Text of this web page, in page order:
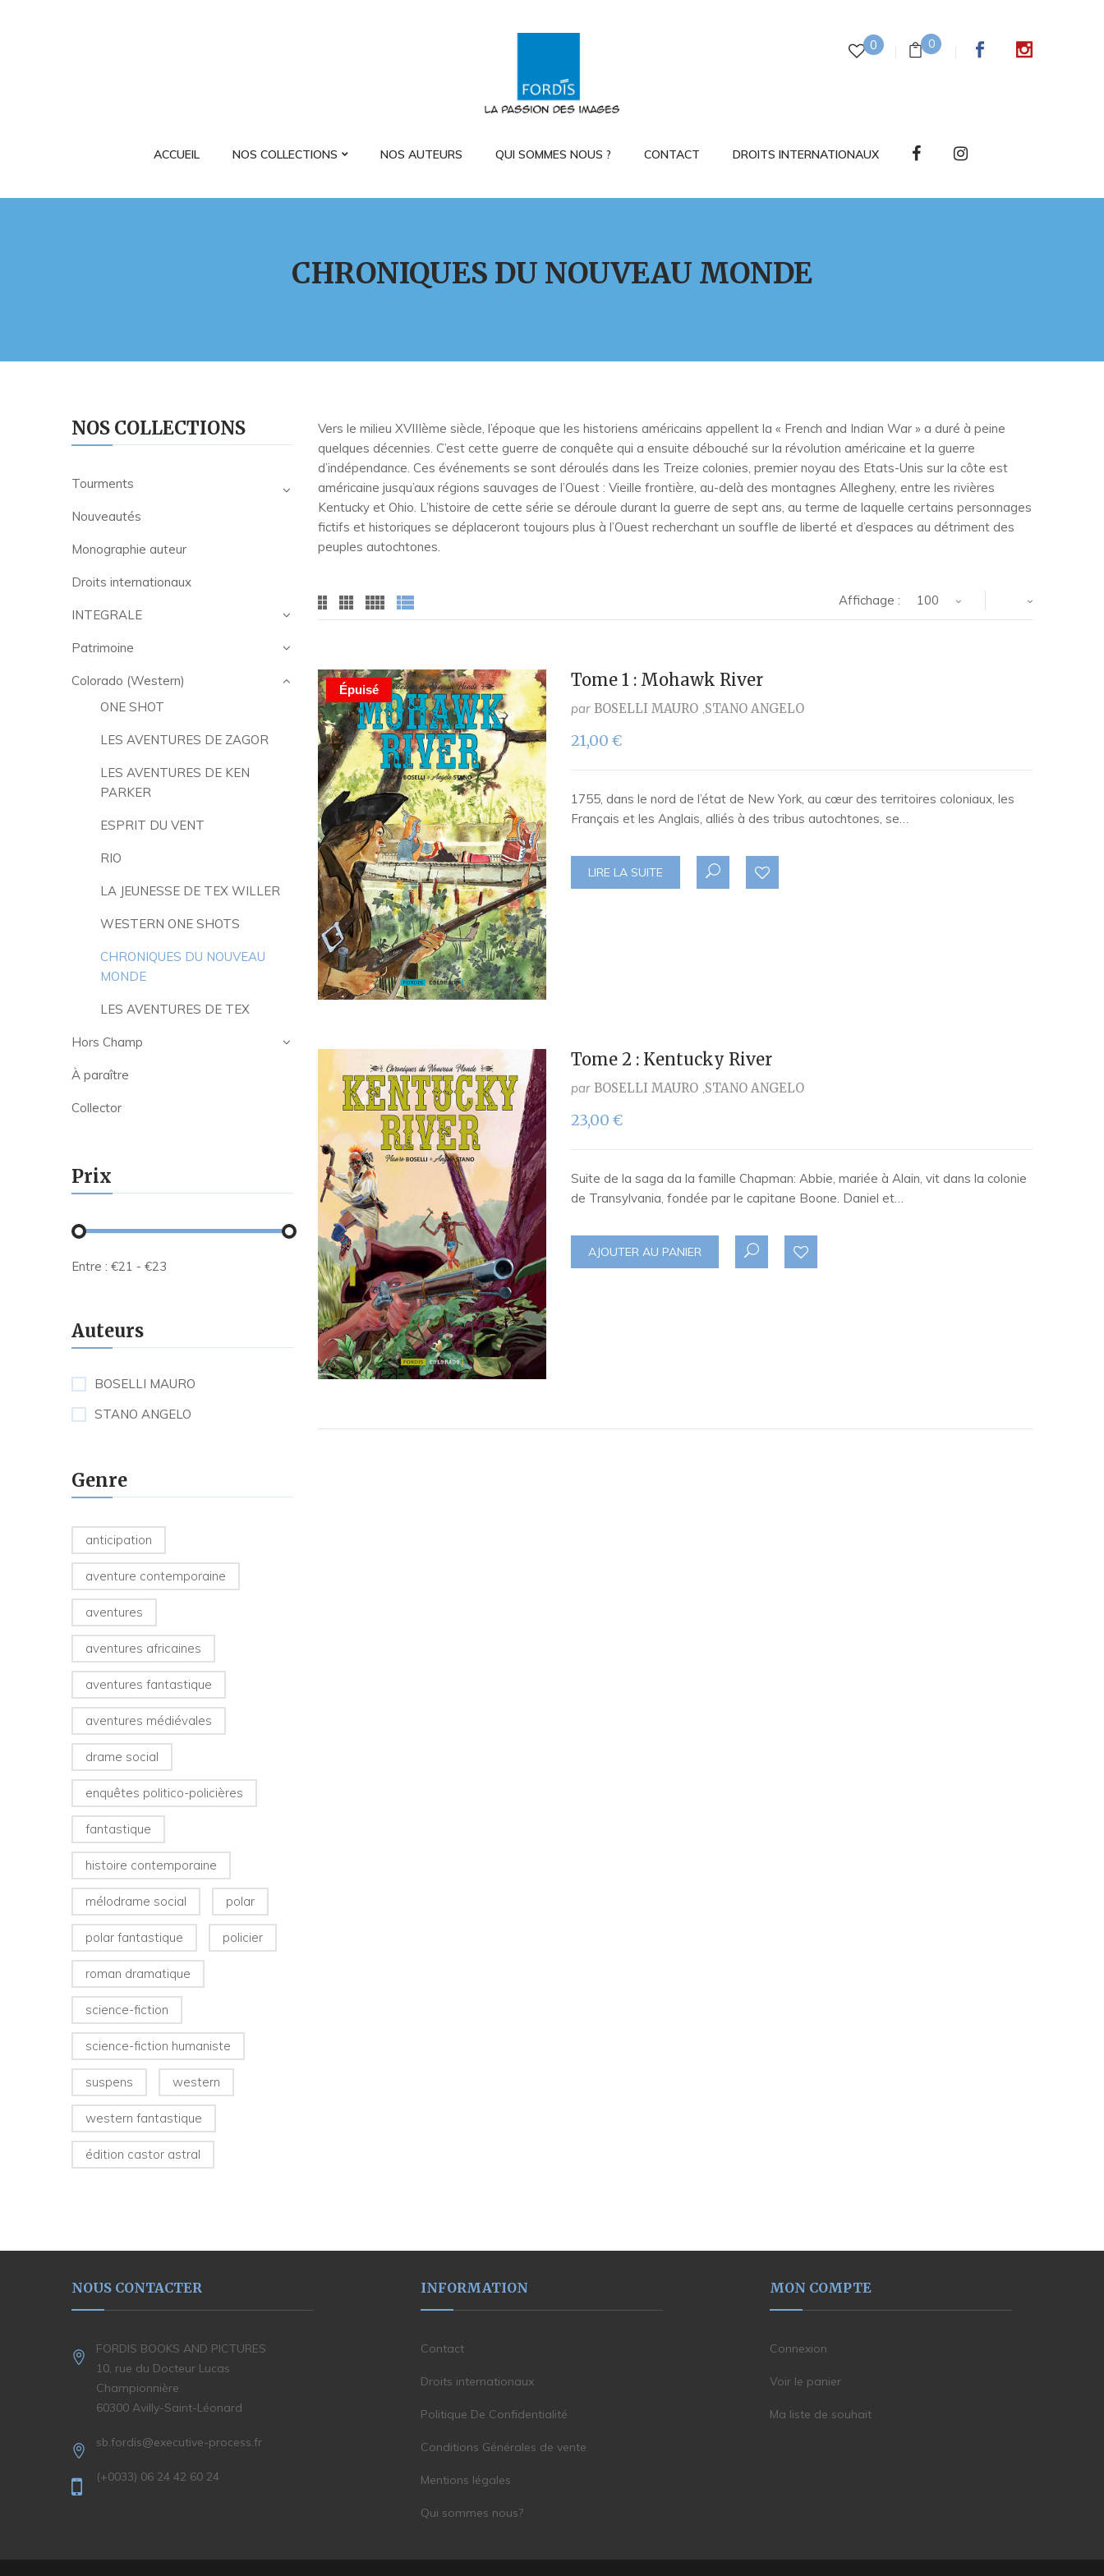
0 0
ACCUEIL NOS COLLECTIONS NOS AUTEURS QUI SOMMES NOUS ? CONTACT DROITS INTERNATIONAUX
CHRONIQUES DU NOUVEAU MONDE
NOS COLLECTIONS
Tourments
Nouveautés
Monographie auteur
Droits internationaux
INTEGRALE
Patrimoine
Colorado (Western)
ONE SHOT
LES AVENTURES DE ZAGOR
LES AVENTURES DE KEN
PARKER
ESPRIT DU VENT
RIO
LA JEUNESSE DE TEX WILLER
WESTERN ONE SHOTS
CHRONIQUES DU NOUVEAU
MONDE
LES AVENTURES DE TEX
Hors Champ
À paraître
Collector
Prix
Entre : €21 - €23
Auteurs
BOSELLI MAURO
STANO ANGELO
Genre
anticipation
aventure contemporaine
aventures
aventures africaines
aventures fantastique
aventures médiévales
drame social
enquêtes politico-policières
fantastique
histoire contemporaine
mélodrame social polar
polar fantastique policier
roman dramatique
science-fiction
science-fiction humaniste
suspens western
western fantastique
édition castor astral
Vers le milieu XVIIIème siècle, l’époque que les historiens américains appellent la « French and Indian War » a duré à peine
quelques décennies. C’est cette guerre de conquête qui a ensuite débouché sur la révolution américaine et la guerre
d’indépendance. Ces événements se sont déroulés dans les Treize colonies, premier noyau des Etats-Unis sur la côte est
américaine jusqu’aux régions sauvages de l’Ouest : Vieille frontière, au-delà des montagnes Allegheny, entre les rivières
Kentucky et Ohio. L’histoire de cette série se déroule durant la guerre de sept ans, au terme de laquelle certains personnages
fictifs et historiques se déplaceront toujours plus à l’Ouest recherchant un souffle de liberté et d’espaces au détriment des
peuples autochtones.
Affichage : 100
Épuisé Tome 1 : Mohawk River
par BOSELLI MAURO STANO ANGELO
21,00€
1755, dans le nord de l’état de New York, au cœur des territoires coloniaux, les
Français et les Anglais, alliés à des tribus autochtones, se…
LIRE LA SUITE
Tome 2 : Kentucky River
par BOSELLI MAURO STANO ANGELO
23,00€
Suite de la saga da la famille Chapman: Abbie, mariée à Alain, vit dans la colonie
de Transylvania, fondée par le capitane Boone. Daniel et…
AJOUTER AU PANIER
NOUS CONTACTER
FORDIS BOOKS AND PICTURES
10, rue du Docteur Lucas
Championnière
60300 Avilly-Saint-Léonard
sb.fordis@executive-process.fr
(+0033) 06 24 42 60 24
INFORMATION
Contact
Droits internationaux
Politique De Confidentialité
Conditions Générales de vente
Mentions légales
Qui sommes nous?
MON COMPTE
Connexion
Voir le panier
Ma liste de souhait